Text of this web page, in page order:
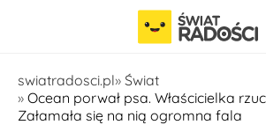
Pomiń nawigację
swiatradosci.pl Świat
Ocean porwał psa. Właścicielka
Załamała się na nią ogromna fala